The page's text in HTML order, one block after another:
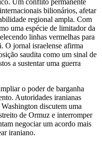
Um conflito permanente
bilionários, afetar
regional ampla. Com
uma espécie de limitador da
linhas vermelhas para
O jornal israelense afirma
saudita como um sinal de
a sustentar uma guerra
o poder de barganha
Autoridades iranianas
discutem uma
de Ormuz e interromper
negociar um acordo mais
iraniano.